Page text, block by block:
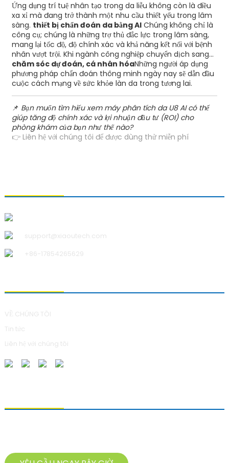
Ứng dụng trí tuệ nhân tạo trong da liễu không còn là điều
xa xỉ mà đang trở thành một nhu cầu thiết yếu trong lâm
sàng. thiết bị chẩn đoán da bằng AIChúng không chỉ là
công cụ; chúng là những trợ thủ đắc lực trong lâm sàng,
mang lại tốc độ, độ chính xác và khả năng kết nối với bệnh
nhân vượt trội. Khi ngành công nghiệp chuyển dịch sang...
chăm sóc dự đoán, cá nhân hóaNhững người áp dụng
phương pháp chẩn đoán thông minh ngày nay sẽ dẫn đầu
cuộc cách mạng về sức khỏe làn da trong tương lai.
📌 Bạn muốn tìm hiểu xem máy phân tích da U8 AI có thể
giúp tăng độ chính xác và lợi nhuận đầu tư (ROI) cho
phòng khám của bạn như thế nào?
👉 Liên hệ với chúng tôi để được dùng thử miễn phí
support@xiaoutech.com
+86-17854265629
VỀ CHÚNG TÔI
Tin tức
Liên hệ với chúng tôi